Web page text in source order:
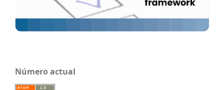
Número actual